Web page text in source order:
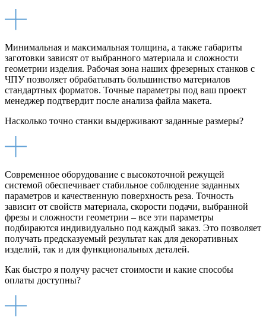
Минимальная и максимальная толщина, а также габариты
заготовки зависят от выбранного материала и сложности
геометрии изделия. Рабочая зона наших фрезерных станков с
ЧПУ позволяет обрабатывать большинство материалов
стандартных форматов. Точные параметры под ваш проект
менеджер подтвердит после анализа файла макета.
Насколько точно станки выдерживают заданные размеры?
Современное оборудование с высокоточной режущей
системой обеспечивает стабильное соблюдение заданных
параметров и качественную поверхность реза. Точность
зависит от свойств материала, скорости подачи, выбранной
фрезы и сложности геометрии – все эти параметры
подбираются индивидуально под каждый заказ. Это позволяет
получать предсказуемый результат как для декоративных
изделий, так и для функциональных деталей.
Как быстро я получу расчет стоимости и какие способы
оплаты доступны?